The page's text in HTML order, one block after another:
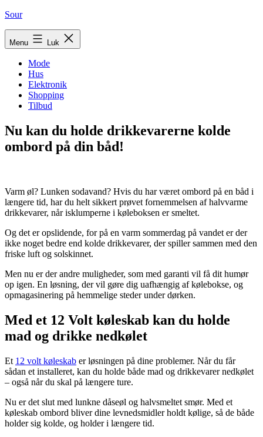
Fortsæt
Sour
Menu Luk
Mode
Hus
Elektronik
Shopping
Tilbud
Nu kan du holde drikkevarerne kolde
ombord på din båd!
Varm øl? Lunken sodavand? Hvis du har været ombord på en båd i
længere tid, har du helt sikkert prøvet fornemmelsen af halvvarme
drikkevarer, når isklumperne i køleboksen er smeltet.
Og det er opslidende, for på en varm sommerdag på vandet er der
ikke noget bedre end kolde drikkevarer, der spiller sammen med den
friske luft og solskinnet.
Men nu er der andre muligheder, som med garanti vil få dit humør
op igen. En løsning, der vil gøre dig uafhængig af kølebokse, og
opmagasinering på hemmelige steder under dørken.
Med et 12 Volt køleskab kan du holde
mad og drikke nedkølet
Et 12 volt køleskab er løsningen på dine problemer. Når du får
sådan et installeret, kan du holde både mad og drikkevarer nedkølet
– også når du skal på længere ture.
Nu er det slut med lunkne dåseøl og halvsmeltet smør. Med et
køleskab ombord bliver dine levnedsmidler holdt kølige, så de både
holder sig kolde, og holder i længere tid.